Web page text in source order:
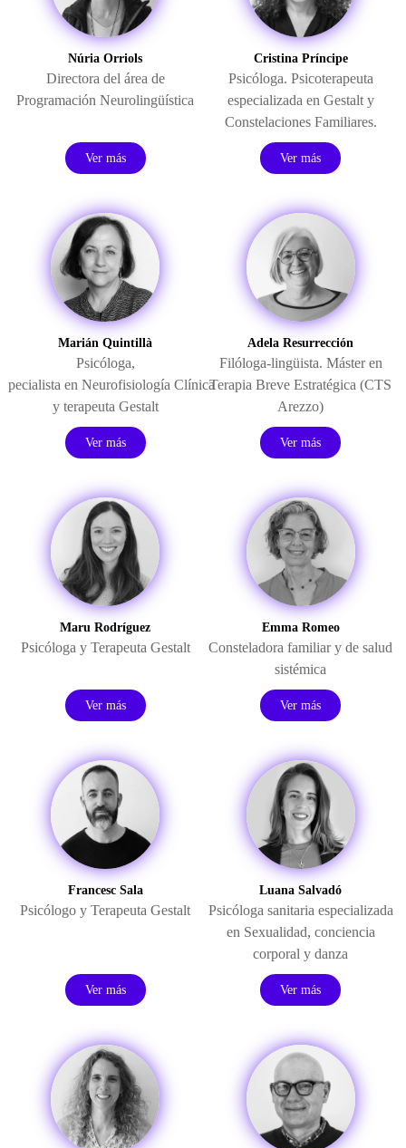
Núria Orriols
Directora del área de
Programación Neurolingüística
Ver más
Cristina Príncipe
Psicóloga. Psicoterapeuta
especializada en Gestalt y
Constelaciones Familiares.
Ver más
Marián Quintillà
Psicóloga,
en Neurofisiología Clínica
y terapeuta Gestalt
Ver más
Adela Resurrección
Filóloga-lingüista. Máster en
Terapia Breve Estratégica (CTS
Arezzo)
Ver más
Maru Rodríguez
Psicóloga y Terapeuta Gestalt
Ver más
Emma Romeo
Consteladora familiar y de salud
sistémica
Ver más
Francesc Sala
Psicólogo y Terapeuta Gestalt
Ver más
Luana Salvadó
Psicóloga sanitaria especializada
en Sexualidad, conciencia
corporal y danza
Ver más